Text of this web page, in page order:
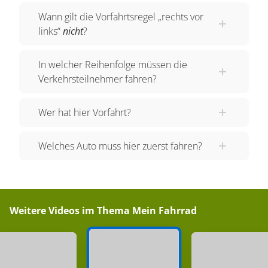
Vorfahrt gewähren, zeigen dir, dass du aufpassen
musst und nicht direkt fahren darfst. Beim
Oh! Die Ampel ist ja grün und Mio kann
weiterfahren. Da ist ja schon die nächste
den Verkehr regelt. Wenn der Verkehr durch eine
die rechts vor links Regel AUCH nicht, sondern
anhalten müssen. Weiter gehts also! Mio biegt
nun in einen kleinen Waldweg ein. Weißt du, wer
Wann gilt die Vorfahrtsregel „rechts vor
links“nicht?
In welcher Reihenfolge müssen die
Verkehrsteilnehmer fahren?
Wer hat hier Vorfahrt?
Welches Auto muss hier zuerst fahren?
Weitere Videos im Thema Mein Fahrrad